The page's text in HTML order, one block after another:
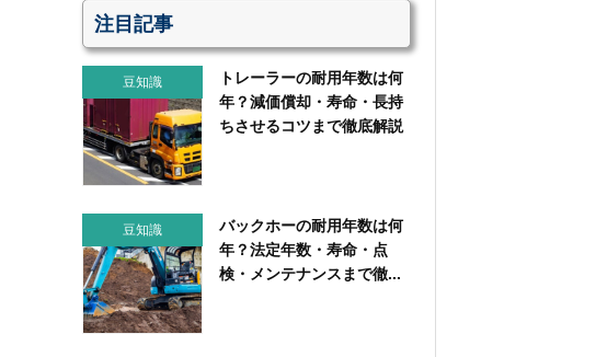
注目記事
豆知識
トレーラーの耐用年数は何
年？減価償却・寿命・長持
ちさせるコツまで徹底解説
豆知識
バックホーの耐用年数は何
年？法定年数・寿命・点
検・メンテナンスまで徹...